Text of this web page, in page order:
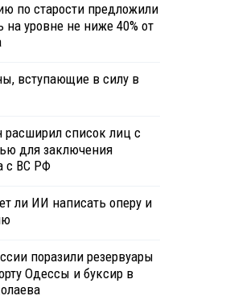
по старости предложили
на уровне не ниже 40% от
вступающие в силу в
расширил список лиц с
для заключения
с ВС РФ
ли ИИ написать оперу и
поразили резервуары
Одессы и буксир в